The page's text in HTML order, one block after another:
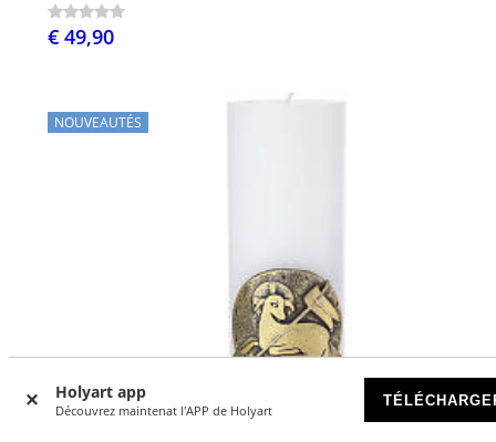
Holyart app
Découvrez maintenat l'APP de Holyart
€ 49,90
NOUVEAUTÉS